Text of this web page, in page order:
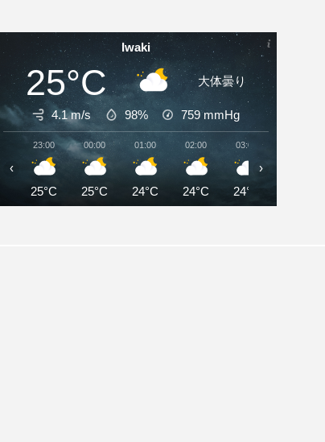
Iwaki
25°C 大体曇り
4.1 m/s 98% 759mmHg
23:00
25°C
00:00
25°C
01:00
24°C
02:00
24°C
03:00
24°C
‹ ›